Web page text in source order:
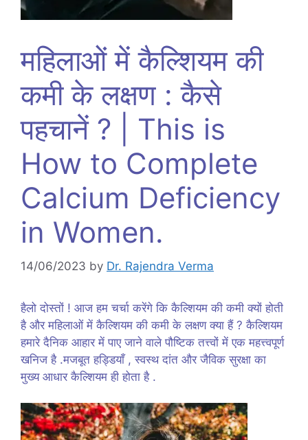
महिलाओं में कैल्शियम की
कमी के लक्षण : कैसे
पहचानें ? | This is
How to Complete
Calcium Deficiency
in Women.
14/06/2023 by Dr. Rajendra Verma
हैलो दोस्तों ! आज हम चर्चा करेंगे कि कैल्शियम की कमी क्यों होती
है और महिलाओं में कैल्शियम की कमी के लक्षण क्या हैं ? कैल्शियम
हमारे दैनिक आहार में पाए जाने वाले पौष्टिक तत्त्वों में एक महत्त्वपूर्ण
खनिज है .मजबूत हड्डियाँ , स्वस्थ दांत और जैविक सुरक्षा का
मुख्य आधार कैल्शियम ही होता है .